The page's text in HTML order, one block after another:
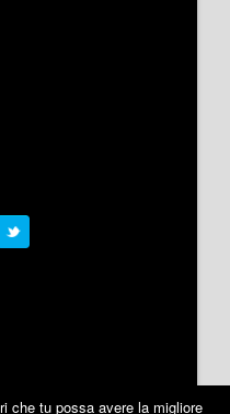
che tu possa avere la migliore